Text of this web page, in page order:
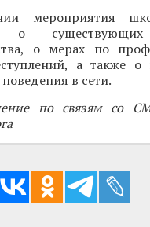
мероприятия
о
о мерах по
а также о
в сети.
по связям со